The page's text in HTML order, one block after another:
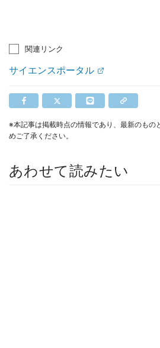
関連リンク
サイエンスポータル
※本記事は掲載時点の情報であり、最新のもの
めご了承ください。
あわせて読みたい